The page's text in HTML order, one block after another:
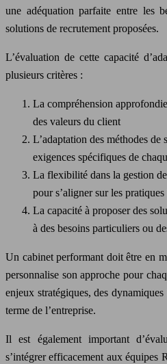
une adéquation parfaite entre les
solutions de recrutement proposées.
L’évaluation de cette capacité
plusieurs critères :
La compréhension
des valeurs du client
L’adaptation des méthodes
exigences spécifiques de
La flexibilité dans la gestion
pour s’aligner sur les
La capacité à proposer des
à des besoins particuliers ou
Un cabinet performant doit être en
personnalise son approche pour
enjeux stratégiques, des
terme de l’entreprise.
Il est également important
s’intégrer efficacement aux équipes